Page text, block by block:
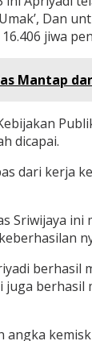
Dan
jiwa
Mantap
dicapai.
dari kerja
Sriwijaya
juga
angka